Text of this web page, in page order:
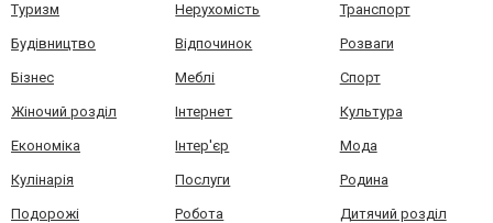
Туризм Нерухомість Транспорт
Будівництво Відпочинок Розваги
Бізнес Меблі Спорт
Жіночий розділ Інтернет Культура
Економіка Інтер'єр Мода
Кулінарія Послуги Родина
Подорожі Робота Дитячий розділ